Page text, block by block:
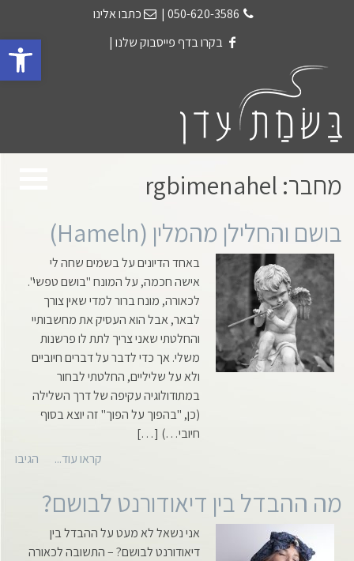
050-620-3586
|
כתבו אלינו
בקרו בדף פייסבוק שלנו |
מחבר: rgbimenahel
בושם והחלילן מהמלין (Hameln)
באחד הדיונים על בשמים שחה לי
אישה חכמה, על המונח "בושם טפשי".
לכאורה, מונח ברור למדי שאין צורך
לבאר, אבל הוא העסיק את מחשבותיי
והחלטתי שאני צריך לתת לו פרשנות
משלי. אך כדי לדבר על דברים חיוביים
ולא על שליליים, החלטתי לבחור
במתודולוגיה עקיפה של דרך השלילה
(כן, "בהפוך על הפוך" זה יוצא בסוף
חיובי…) […]
קראו עוד...
הגיבו
מה ההבדל בין דיאודורנט לבושם?
אני נשאל לא מעט על ההבדל בין
דיאודורנט לבושם? – התשובה לכאורה